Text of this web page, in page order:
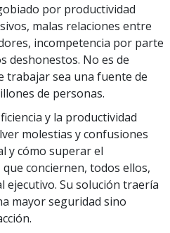
por productividad
malas relaciones entre
incompetencia por parte
deshonestos. No es de
trabajar sea una fuente de
de personas.
y la productividad
molestias y confusiones
y cómo superar el
conciernen, todos ellos,
Su solución traería
mayor seguridad sino